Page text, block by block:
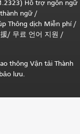
Hỗ trợ ngôn ngữ
ngữ /
Thông dịch Miễn phí/
/ 무료 언어 지원 /
thông Vận tải Thành
lưu.